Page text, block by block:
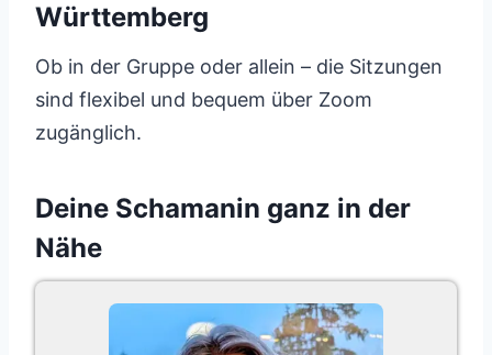
Württemberg
Ob in der Gruppe oder allein – die Sitzungen
sind flexibel und bequem über Zoom
zugänglich.
Deine Schamanin ganz in der
Nähe